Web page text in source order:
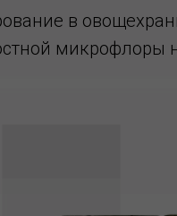
в
микрофлоры